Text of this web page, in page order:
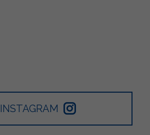
INSTAGRAM